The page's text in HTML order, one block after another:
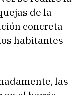
de la
concreta
habitantes
las